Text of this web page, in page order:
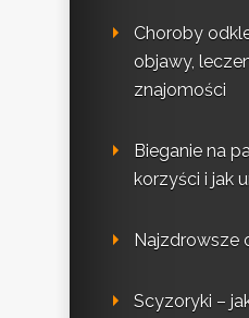
Choroby
objawy,
znajomości
Bieganie na
korzyści i jak
Najzdrowsze
Scyzoryki –